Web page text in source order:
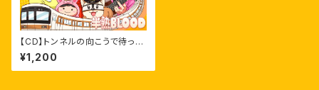
【CD】トンネルの向こうで待って
る。( CD )
¥1,200